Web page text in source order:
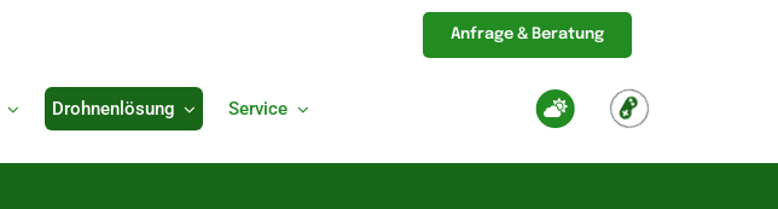
Anfrage & Beratung
Drohnenlösung Service